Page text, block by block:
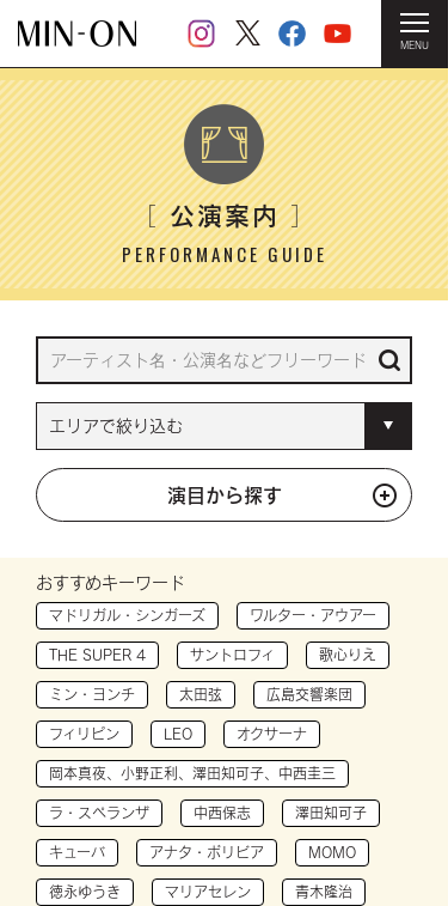
MENU
HOME ＞ 公演案内
［公演案内］
PERFORMANCE GUIDE
演目から探す
おすすめキーワード
マドリガル・シンガーズ ワルター・アウアー
THE SUPER 4 サントロフィ 歌心りえ
ミン・ヨンチ 太田弦 広島交響楽団
フィリピン LEO オクサーナ
岡本真夜、小野正利、澤田知可子、中西圭三
ラ・スペランザ 中西保志 澤田知可子
キューバ アナタ・ボリビア MOMO
徳永ゆうき マリアセレン 青木隆治